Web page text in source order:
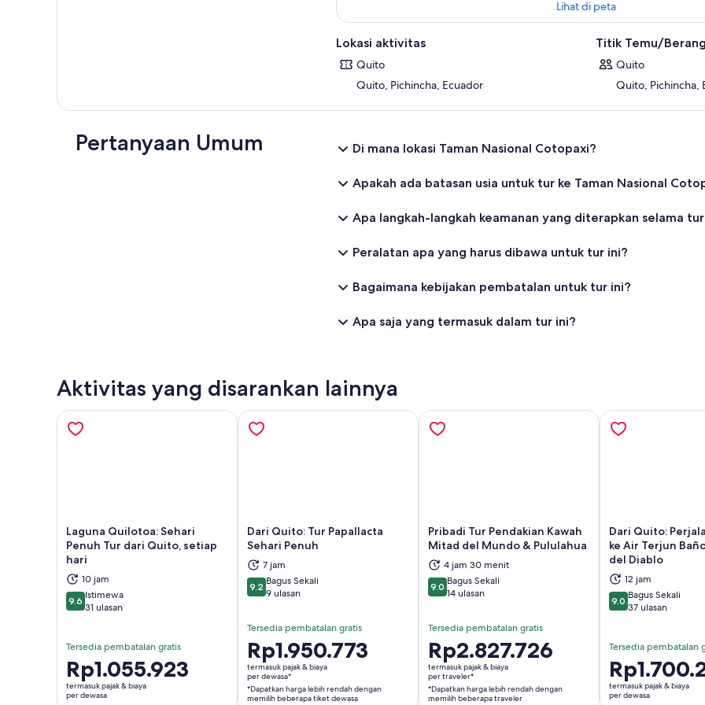
Lihat di peta
Lokasi aktivitas
Quito
Quito, Pichincha, Ecuador
Titik Temu/
Quito
Quito, Pichincha,
Pertanyaan Umum Di mana lokasi Taman Nasional Cotopaxi?
Apakah ada batasan usia untuk tur ke Taman Nasional
Apa langkah-langkah keamanan yang diterapkan selama
Peralatan apa yang harus dibawa untuk tur ini?
Bagaimana kebijakan pembatalan untuk tur ini?
Apa saja yang termasuk dalam tur ini?
Aktivitas yang disarankan lainnya
Laguna Quilotoa: Sehari
Penuh Tur dari Quito, setiap
hari
10 jam
9.69.6 dari 10
Istimewa
31 ulasan
Tersedia pembatalan gratis
Harga
Rp1.055.923
per
Rp1.055.923
termasuk pajak & biaya
per dewasa
Dari Quito: Tur Papallacta
Sehari Penuh
7 jam
9.29.2 dari 10
Bagus Sekali
9 ulasan
Tersedia pembatalan gratis
Harga
Rp1.950.773
per
dewasa*
Rp1.950.773
termasuk pajak & biaya
per dewasa*
*Dapatkan harga lebih rendah dengan
memilih beberapa tiket dewasa
Pribadi Tur Pendakian Kawah
Mitad del Mundo & Pululahua
4 jam 30 menit
9.09.0 dari 10
Bagus Sekali
14 ulasan
Tersedia pembatalan gratis
Harga
Rp2.827.726
per
traveler*
Rp2.827.726
termasuk pajak & biaya
per traveler*
*Dapatkan harga lebih rendah dengan
memilih beberapa traveler
Buka di tab baru
Dari Quito:
ke Air Terjun
del Diablo
12 jam
9.09.0 dari 10
Bagus Sekali
37 ulasan
Tersedia pembatalan
Harga
Rp1.700.215
per
termasuk pajak & biaya
per dewasa